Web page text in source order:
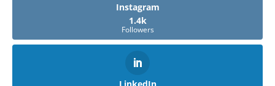
Instagram
1.4k
Followers